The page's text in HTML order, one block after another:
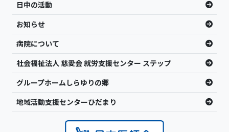
日中の活動
お知らせ
病院について
社会福祉法人 慈愛会 就労支援センター ステップ
グループホームしらゆりの郷
地域活動支援センターひだまり